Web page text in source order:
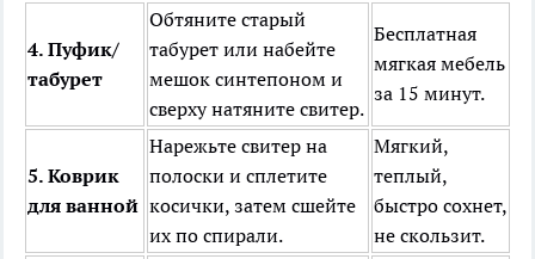
4. Пуфик/
табурет
Обтяните старый
табурет или набейте
мешок синтепоном и
сверху натяните свитер.
Бесплатная
мягкая мебель
за 15 минут.
5. Коврик
для ванной
Нарежьте свитер на
полоски и сплетите
косички, затем сшейте
их по спирали.
Мягкий,
теплый,
быстро сохнет,
не скользит.